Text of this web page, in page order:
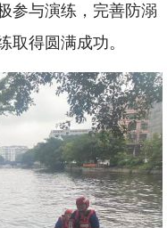
参与演练，完善防溺
取得圆满成功。